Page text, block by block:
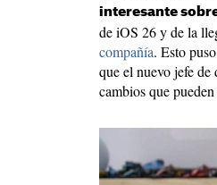
interesante
de iOS 26 y de la
compañía. Esto
que el nuevo jefe
cambios que